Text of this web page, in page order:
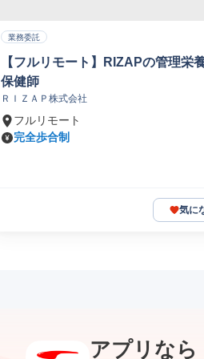
業務委託
【フルリモート】RIZAPの管理栄
保健師
ＲＩＺＡＰ株式会社
フルリモート
完全歩合制
気に
アプリなら